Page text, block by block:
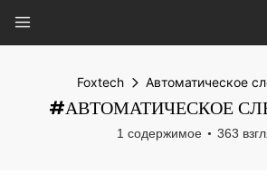
Foxtech Автоматическое
#АВТОМАТИЧЕСКОЕ
1 содержимое 363